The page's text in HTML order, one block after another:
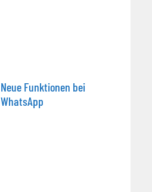
Neue Funktionen bei
WhatsApp